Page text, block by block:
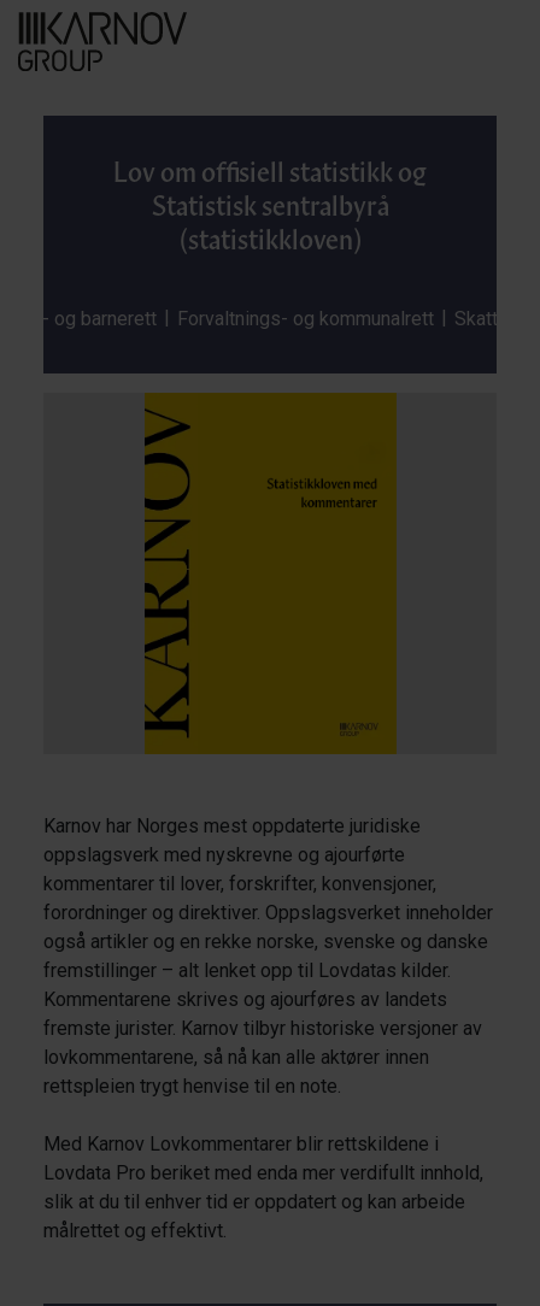
Lov om offisiell statistikk og
Statistisk sentralbyrå
(statistikkloven)
| |
Karnov har Norges mest oppdaterte juridiske
oppslagsverk med nyskrevne og ajourførte
kommentarer til lover, forskrifter, konvensjoner,
forordninger og direktiver. Oppslagsverket inneholder
også artikler og en rekke norske, svenske og danske
fremstillinger – alt lenket opp til Lovdatas kilder.
Kommentarene skrives og ajourføres av landets
fremste jurister. Karnov tilbyr historiske versjoner av
lovkommentarene, så nå kan alle aktører innen
rettspleien trygt henvise til en note.
Med Karnov Lovkommentarer blir rettskildene i
Lovdata Pro beriket med enda mer verdifullt innhold,
slik at du til enhver tid er oppdatert og kan arbeide
målrettet og effektivt.